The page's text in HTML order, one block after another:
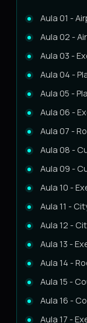
Aula 01 -
Aula 02 -
Aula 03 -
Aula 04 -
Aula 05 -
Aula 06 -
Aula 07 -
Aula 08 -
Aula 09 -
Aula 10 -
Aula 11 -
Aula 12 -
Aula 13 -
Aula 14 -
Aula 15 -
Aula 16 -
Aula 17 -